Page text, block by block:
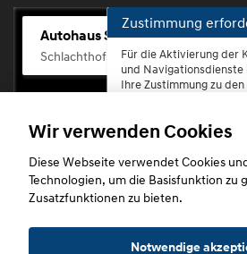
Autohaus Scherhag
Schlachthofstr. 68, 56073 Koblenz-
Zustimmung
Für die Aktivierung der
und Navigationsdienste
Ihre Zustimmung zu den
erforderlich.
Zustimmen
Copyright © 2026.
Wir verwenden Cookies
Diese Webseite verwendet Cookies
Technologien, um die Basisfunktion zu
Zusatzfunktionen zu bieten.
Notwendige